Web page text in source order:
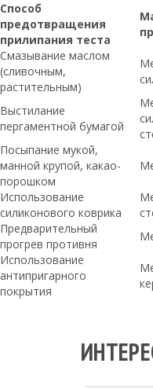
Способ
предотвращения
прилипания теста
Смазывание маслом
(сливочным,
растительным)
Выстилание
пергаментной бумагой
Посыпание мукой,
манной крупой, какао-
порошком
Использование
силиконового коврика
Предварительный
прогрев противня
Использование
антипригарного
покрытия